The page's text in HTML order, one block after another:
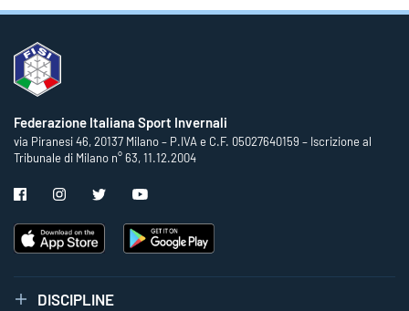
Federazione Italiana Sport Invernali
via Piranesi 46, 20137 Milano – P.IVA e C.F. 05027640159 – Iscrizione al
Tribunale di Milano n° 63, 11.12.2004
DISCIPLINE